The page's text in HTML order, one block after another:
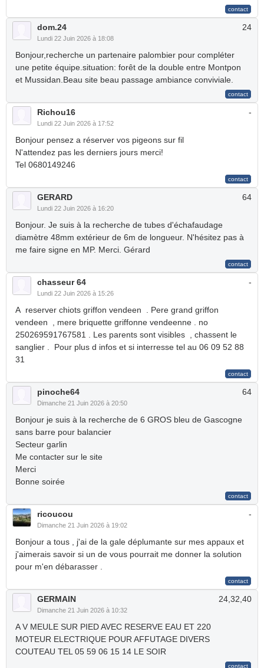
dom.24
Lundi 22 Juin 2026 à 18:08
24
Bonjour,recherche un partenaire palombier pour compléter
une petite équipe.situation: forêt de la double entre Montpon
et Mussidan.Beau site beau passage ambiance conviviale.
Richou16
Lundi 22 Juin 2026 à 17:52
-
Bonjour pensez a réserver vos pigeons sur fil
N'attendez pas les derniers jours merci!
Tel 0680149246
GERARD
Lundi 22 Juin 2026 à 16:20
64
Bonjour. Je suis à la recherche de tubes d'échafaudage
diamètre 48mm extérieur de 6m de longueur. N'hésitez pas à
me faire signe en MP. Merci. Gérard
chasseur 64
Lundi 22 Juin 2026 à 15:26
-
A reserver chiots griffon vendeen . Pere grand griffon
vendeen , mere briquette griffonne vendeenne . no
250269591767581 . Les parents sont visibles , chassent le
sanglier . Pour plus d infos et si interresse tel au 06 09 52 88
31
pinoche64
Dimanche 21 Juin 2026 à 20:50
64
Bonjour je suis à la recherche de 6 GROS bleu de Gascogne
sans barre pour balancier
Secteur garlin
Me contacter sur le site
Merci
Bonne soirée
ricoucou
Dimanche 21 Juin 2026 à 19:02
-
Bonjour a tous , j'ai de la gale déplumante sur mes appaux et
j'aimerais savoir si un de vous pourrait me donner la solution
pour m'en débarasser .
GERMAIN
Dimanche 21 Juin 2026 à 10:32
24,32,40
A V MEULE SUR PIED AVEC RESERVE EAU ET 220
MOTEUR ELECTRIQUE POUR AFFUTAGE DIVERS
COUTEAU TEL 05 59 06 15 14 LE SOIR